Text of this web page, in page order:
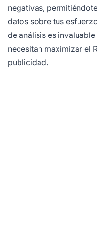
negativas,
datos sobre tus
de análisis es
necesitan maximizar el
publicidad.